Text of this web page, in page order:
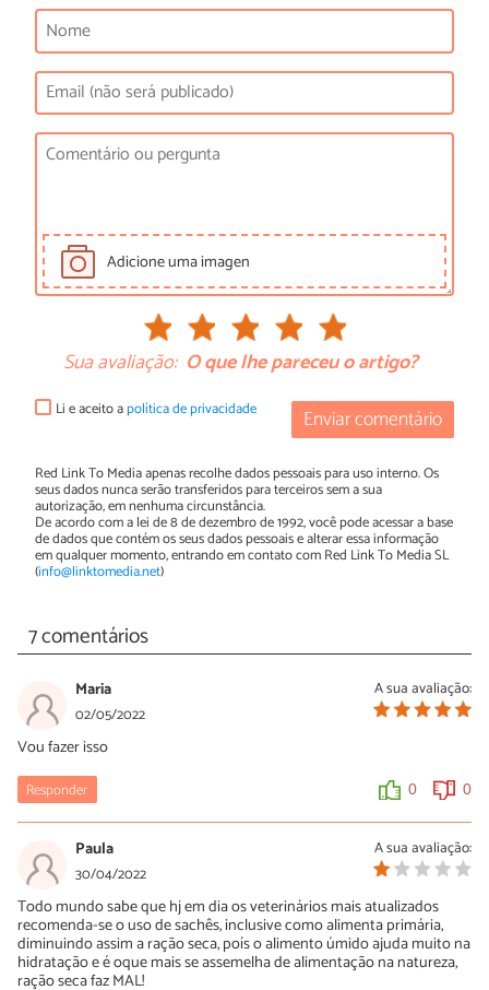
Adicione uma imagen
Sua avaliação: O que lhe pareceu o artigo?
Enviar comentário
Li e aceito apolítica de privacidade
Red Link To Media apenas recolhe dados pessoais para uso interno. Os
seus dados nunca serão transferidos para terceiros sem a sua
autorização, em nenhuma circunstância.
De acordo com a lei de 8 de dezembro de 1992, você pode acessar a base
de dados que contém os seus dados pessoais e alterar essa informação
em qualquer momento, entrando em contato com Red Link To Media SL
(info@linktomedia.net)
7 comentários
A sua avaliação:
Maria
02/05/2022
Vou fazer isso
Responder 0 0
A sua avaliação:
Paula
30/04/2022
Todo mundo sabe que hj em dia os veterinários mais atualizados
recomenda-se o uso de sachês, inclusive como alimenta primária,
diminuindo assim a ração seca, poís o alimento úmido ajuda muito na
hidratação e é oque mais se assemelha de alimentação na natureza,
ração seca faz MAL!